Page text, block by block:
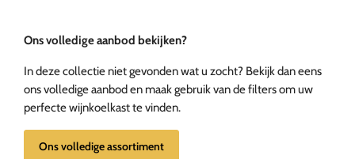
Ons volledige aanbod bekijken?
In deze collectie niet gevonden wat u zocht? Bekijk dan eens
ons volledige aanbod en maak gebruik van de filters om uw
perfecte wijnkoelkast te vinden.
Ons volledige assortiment